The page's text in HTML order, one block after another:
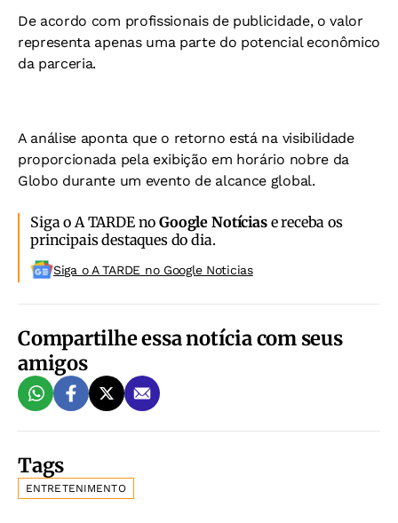
De acordo com profissionais de publicidade, o valor
representa apenas uma parte do potencial econômico
da parceria.
A análise aponta que o retorno está na visibilidade
proporcionada pela exibição em horário nobre da
Globo durante um evento de alcance global.
Siga o A TARDE noGoogle Notíciase receba os
principais destaques do dia.
Siga o A TARDE no Google Noticias
Compartilhe essa notícia com seus
amigos
Tags
ENTRETENIMENTO